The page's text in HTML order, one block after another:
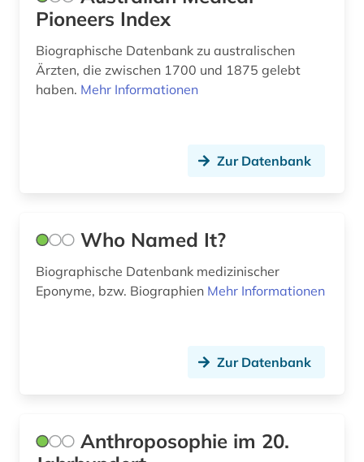
experimentelle archäologie (1)
exulant (1)
familienforschung (1)
familienwappen (1)
film (7)
Pioneers Index
Biographische Datenbank zu australischen
Ärzten, die zwischen 1700 und 1875 gelebt
haben. Mehr Informationen
Zur Datenbank
Who Named It?
Biographische Datenbank medizinischer
Eponyme, bzw. Biographien Mehr Informationen
Zur Datenbank
Anthroposophie im 20.